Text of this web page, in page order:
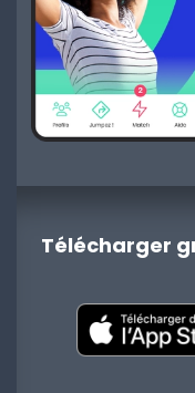
Télécharger